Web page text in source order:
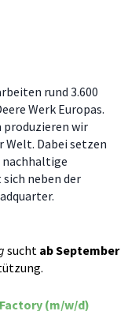
rund 3.600
Werk Europas.
produzieren wir
Dabei setzen
nachhaltige
neben der
sucht ab September
(m/w/d)